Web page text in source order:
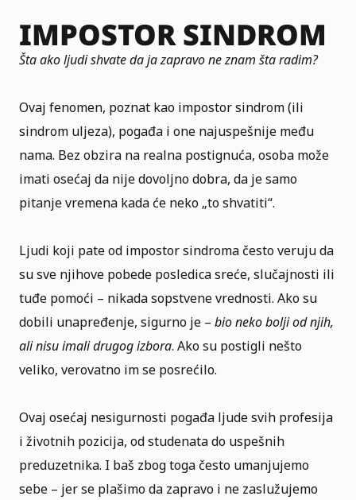
IMPOSTOR SINDROM
Šta ako ljudi shvate da ja zapravo ne znam šta radim?
Ovaj fenomen, poznat kao impostor sindrom (ili
sindrom uljeza), pogađa i one najuspešnije među
nama. Bez obzira na realna postignuća, osoba može
imati osećaj da nije dovoljno dobra, da je samo
pitanje vremena kada će neko „to shvatiti“.
Ljudi koji pate od impostor sindroma često veruju da
su sve njihove pobede posledica sreće, slučajnosti ili
tuđe pomoći – nikada sopstvene vrednosti. Ako su
dobili unapređenje, sigurno je – bio neko bolji od njih,
ali nisu imali drugog izbora. Ako su postigli nešto
veliko, verovatno im se posrećilo.
Ovaj osećaj nesigurnosti pogađa ljude svih profesija
i životnih pozicija, od studenata do uspešnih
preduzetnika. I baš zbog toga često umanjujemo
sebe – jer se plašimo da zapravo i ne zaslužujemo